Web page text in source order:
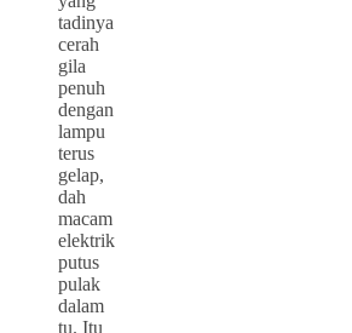
tadinya
cerah
gila
penuh
dengan
lampu
terus
gelap,
dah
macam
elektrik
putus
pulak
dalam
tu. Itu